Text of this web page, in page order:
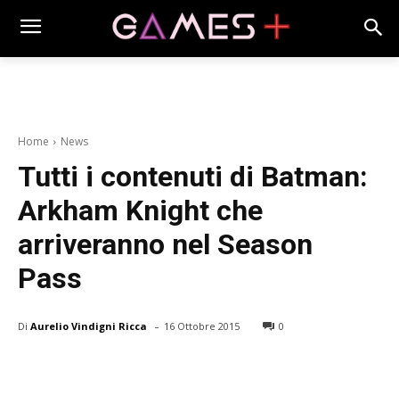
Home News
Tutti i contenuti di Batman:
Arkham Knight che
arriveranno nel Season
Pass
Di Aurelio Vindigni Ricca - 16 Ottobre 2015 0